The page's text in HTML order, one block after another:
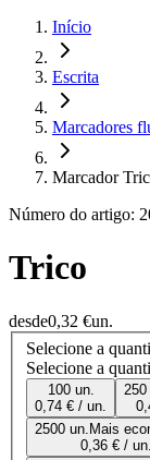
Início
Escrita
Marcadores
Marcador
Número do artigo:
Trico
desde0,32 €un.
Selecione a
Selecione a
100 un.
0,74 € / un.
250
2500 un. Mais
0,36 € / un.